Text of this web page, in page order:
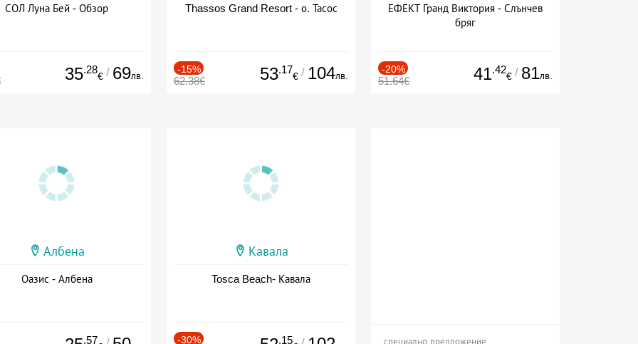
СОЛ Луна Бей - Обзор
35.28
€ / 69лв.
Thassos Grand Resort - о. Тасос
-15%
62.38€ 53.17
€ / 104лв.
ЕФЕКТ Гранд Виктория - Слънчев
бряг
-20%
51.64€ 41.42
€ / 81лв.
Албена
Оазис - Албена
.57
Кавала
Tosca Beach- Кавала
-30% .15 специално предложение